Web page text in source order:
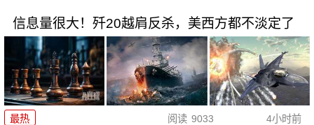
信息量很大！歼20越肩反杀，美西方都不淡定了
最热 阅读 9033 4小时前